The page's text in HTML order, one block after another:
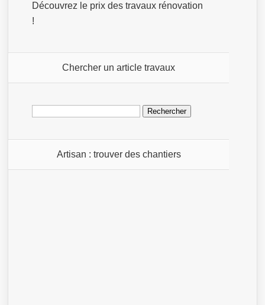
Découvrez le prix des travaux rénovation
!
Chercher un article travaux
Rechercher :
Artisan : trouver des chantiers